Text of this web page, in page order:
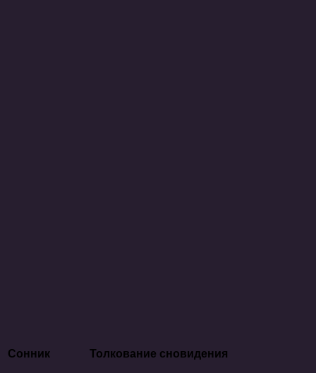
Сонник Толкование сновидения